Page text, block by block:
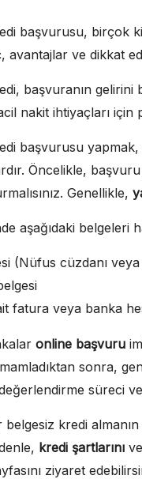
başvurusu, birçok
avantajlar ve dikkat
başvuranın
nakit ihtiyaçları için
başvurusu
Öncelikle,
Genellikle,
aşağıdaki belgeleri
(Nüfus cüzdanı
fatura veya banka
online başvuru
sonra,
süreci
belgesiz kredi
kredi şartlarını ve
ziyaret